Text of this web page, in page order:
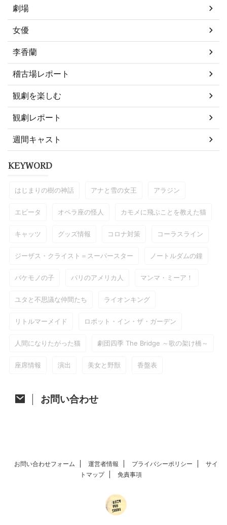
劇場
女優
李香蘭
稽古場レポート
観劇を楽しむ
観劇レポート
週間キャスト
KEYWORD
はじまりの樹の神話 アナと雪の女王 アラジン
エビータ オペラ座の怪人 カモメに飛ぶことを教えた猫
キャッツ グッズ情報 コロナ対策 コーラスライン
ジーザス・クライスト＝スーパースター ノートルダムの鐘
バケモノの子 パリのアメリカ人 マンマ・ミーア！
ユタと不思議な仲間たち ライオンキング
リトルマーメイド ロボット・イン・ザ・ガーデン
人間になりたがった猫 劇団四季 The Bridge ～歌の架け橋～
座席情報 演出 美女と野獣 香盤表
お問い合わせ
お問い合わせフォーム 運営者情報 プライバシーポリシー
サイ
トマップ
免責事項